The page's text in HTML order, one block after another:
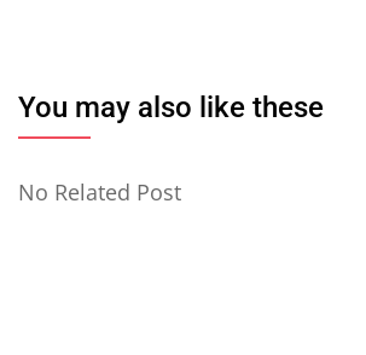
You may also like these
No Related Post